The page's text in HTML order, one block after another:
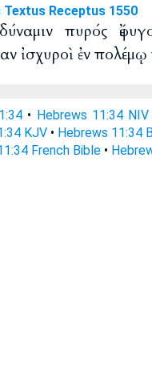
Textus Receptus 1550
πυρός
ἰσχυροὶ ἐν
• Hebrews 11:34 NIV
KJV• Hebrews 11:34
French Bible•